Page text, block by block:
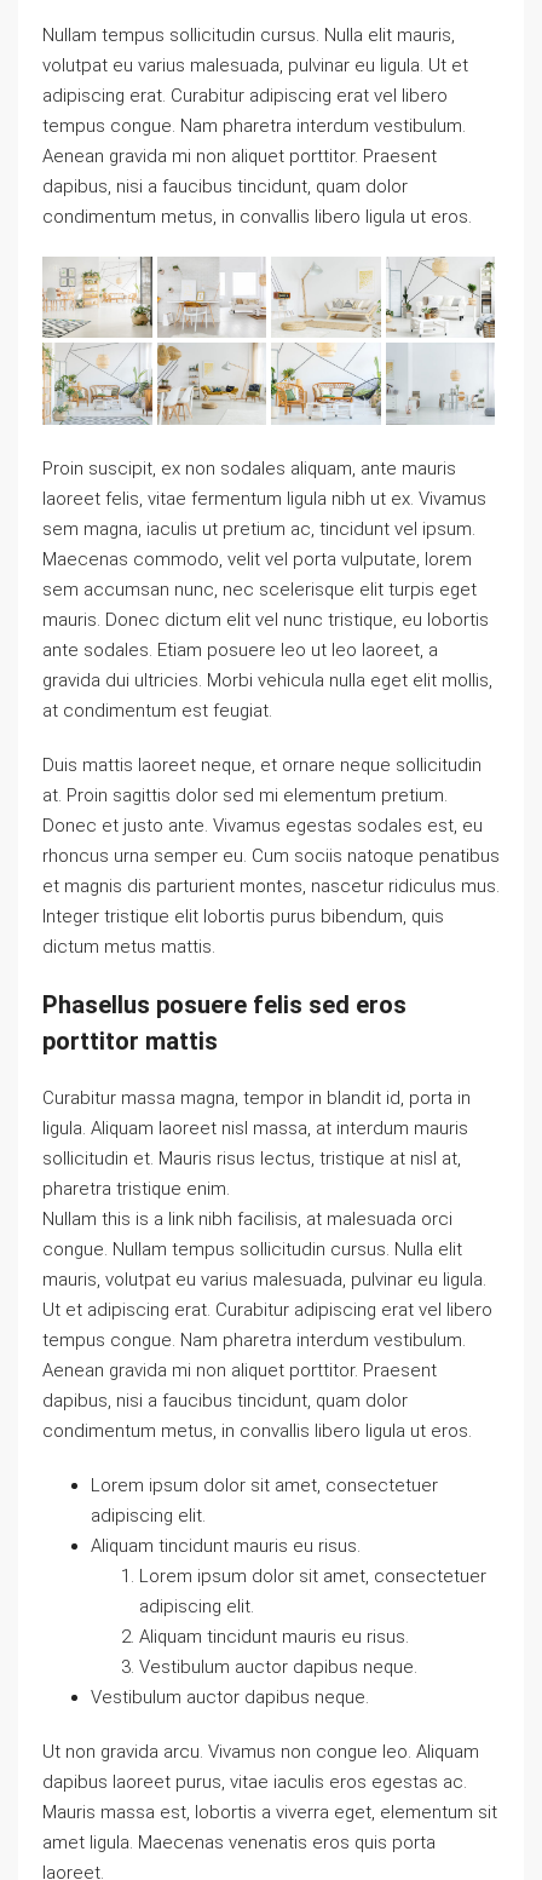
Nullam tempus sollicitudin cursus. Nulla elit mauris,
volutpat eu varius malesuada, pulvinar eu ligula. Ut et
adipiscing erat. Curabitur adipiscing erat vel libero
tempus congue. Nam pharetra interdum vestibulum.
Aenean gravida mi non aliquet porttitor. Praesent
dapibus, nisi a faucibus tincidunt, quam dolor
condimentum metus, in convallis libero ligula ut eros.
Proin suscipit, ex non sodales aliquam, ante mauris
laoreet felis, vitae fermentum ligula nibh ut ex. Vivamus
sem magna, iaculis ut pretium ac, tincidunt vel ipsum.
Maecenas commodo, velit vel porta vulputate, lorem
sem accumsan nunc, nec scelerisque elit turpis eget
mauris. Donec dictum elit vel nunc tristique, eu lobortis
ante sodales. Etiam posuere leo ut leo laoreet, a
gravida dui ultricies. Morbi vehicula nulla eget elit mollis,
at condimentum est feugiat.
Duis mattis laoreet neque, et ornare neque sollicitudin
at. Proin sagittis dolor sed mi elementum pretium.
Donec et justo ante. Vivamus egestas sodales est, eu
rhoncus urna semper eu. Cum sociis natoque penatibus
et magnis dis parturient montes, nascetur ridiculus mus.
Integer tristique elit lobortis purus bibendum, quis
dictum metus mattis.
Phasellus posuere felis sed eros
porttitor mattis
Curabitur massa magna, tempor in blandit id, porta in
ligula. Aliquam laoreet nisl massa, at interdum mauris
sollicitudin et. Mauris risus lectus, tristique at nisl at,
pharetra tristique enim.
Nullam this is a link nibh facilisis, at malesuada orci
congue. Nullam tempus sollicitudin cursus. Nulla elit
mauris, volutpat eu varius malesuada, pulvinar eu ligula.
Ut et adipiscing erat. Curabitur adipiscing erat vel libero
tempus congue. Nam pharetra interdum vestibulum.
Aenean gravida mi non aliquet porttitor. Praesent
dapibus, nisi a faucibus tincidunt, quam dolor
condimentum metus, in convallis libero ligula ut eros.
Lorem ipsum dolor sit amet, consectetuer
adipiscing elit.
Aliquam tincidunt mauris eu risus.
Lorem ipsum dolor sit amet, consectetuer
adipiscing elit.
Aliquam tincidunt mauris eu risus.
Vestibulum auctor dapibus neque.
Vestibulum auctor dapibus neque.
Ut non gravida arcu. Vivamus non congue leo. Aliquam
dapibus laoreet purus, vitae iaculis eros egestas ac.
Mauris massa est, lobortis a viverra eget, elementum sit
amet ligula. Maecenas venenatis eros quis porta
laoreet.